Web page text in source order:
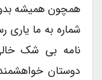
همچون همیشه
شماره به ما یاری
نامه بی شک خالی
دوستان